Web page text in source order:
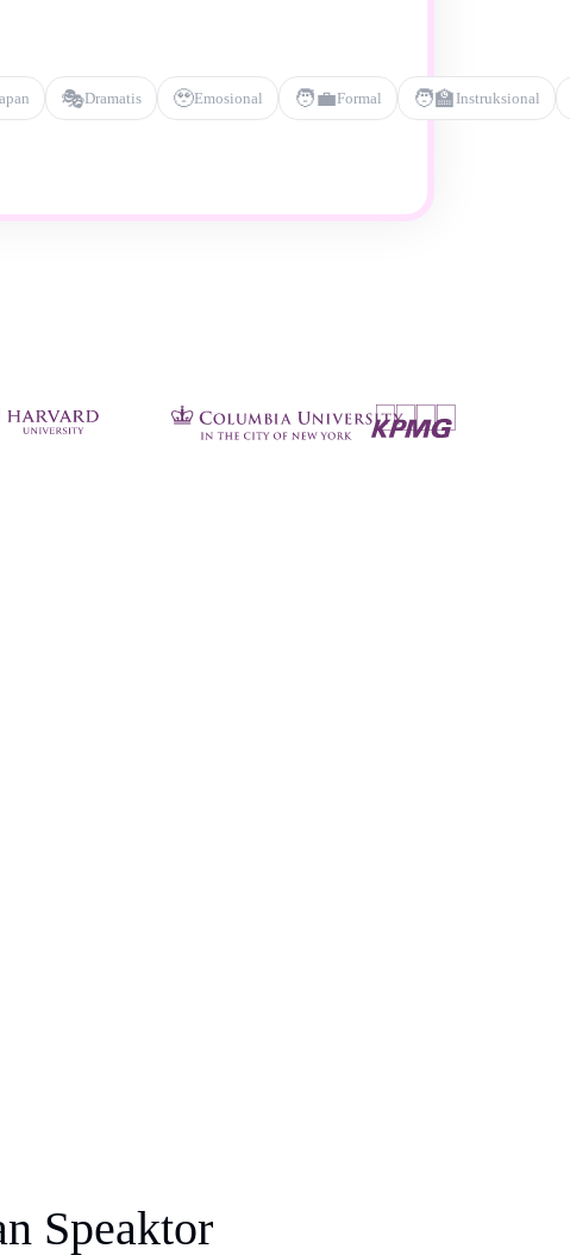
🎭Dramatis 🥹Emosional 🧑‍💼Formal 🧑‍🏫 Instruksional
Speaktor